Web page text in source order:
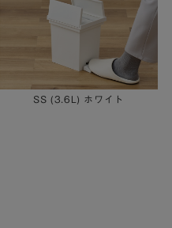
SS (3.6L) ホワイト